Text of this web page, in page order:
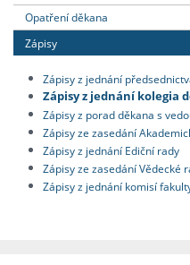
Opatření děkana
Zápisy
Zápisy z jednání
Zápisy z jednání kolegia
Zápisy z porad děkana s
Zápisy ze zasedání
Zápisy z jednání Ediční rady
Zápisy ze zasedání Vědecké
Zápisy z jednání komisí